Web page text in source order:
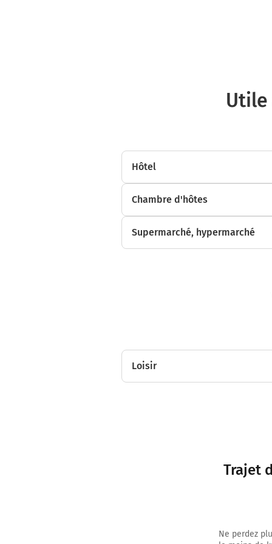
Hôtel
Chambre d'hôtes
Supermarché, hypermarché
Loisir
Trajet
Ne perdez